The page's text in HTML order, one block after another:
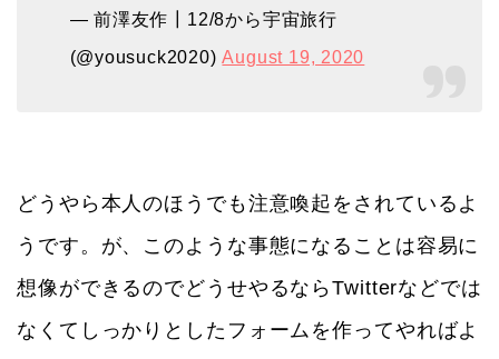
— 前澤友作┃12/8から宇宙旅行
(@yousuck2020)August 19, 2020
どうやら本人のほうでも注意喚起をされているよ
うです。が、このような事態になることは容易に
想像ができるのでどうせやるならTwitterなどでは
なくてしっかりとしたフォームを作ってやればよ